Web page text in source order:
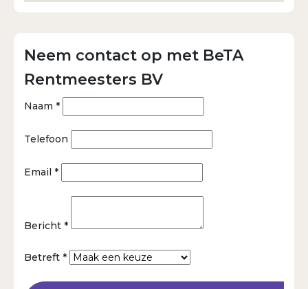
Neem contact op met BeTA
Rentmeesters BV
Naam *
Telefoon
Email *
Bericht *
Betreft *